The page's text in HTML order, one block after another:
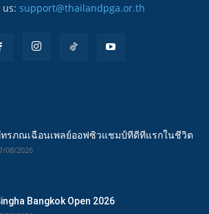
us: support@thailandpga.or.th
รภณเฉือนเพลย์ออฟซิวแชมป์ทีดีทีแรกในชีวิต
08/2026
Bangkok Open 2026